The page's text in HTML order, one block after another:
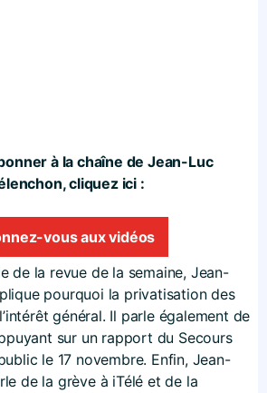
à la chaîne de Jean-Luc
cliquez ici :
vous aux vidéos
de la revue de la semaine, Jean-
pourquoi la privatisation des
général. Il parle également de
sur un rapport du Secours
le 17 novembre. Enfin, Jean-
de la grève à iTélé et de la